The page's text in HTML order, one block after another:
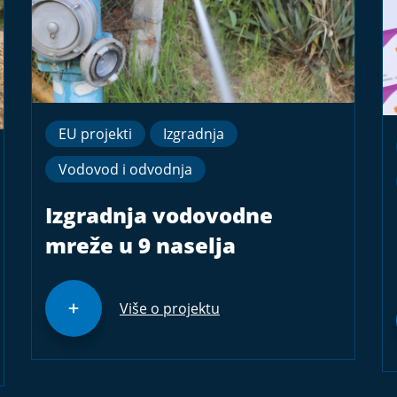
EU projekti
Izgradnja
Vodovod i odvodnja
Izgradnja vodovodne
mreže u 9 naselja
Više o projektu